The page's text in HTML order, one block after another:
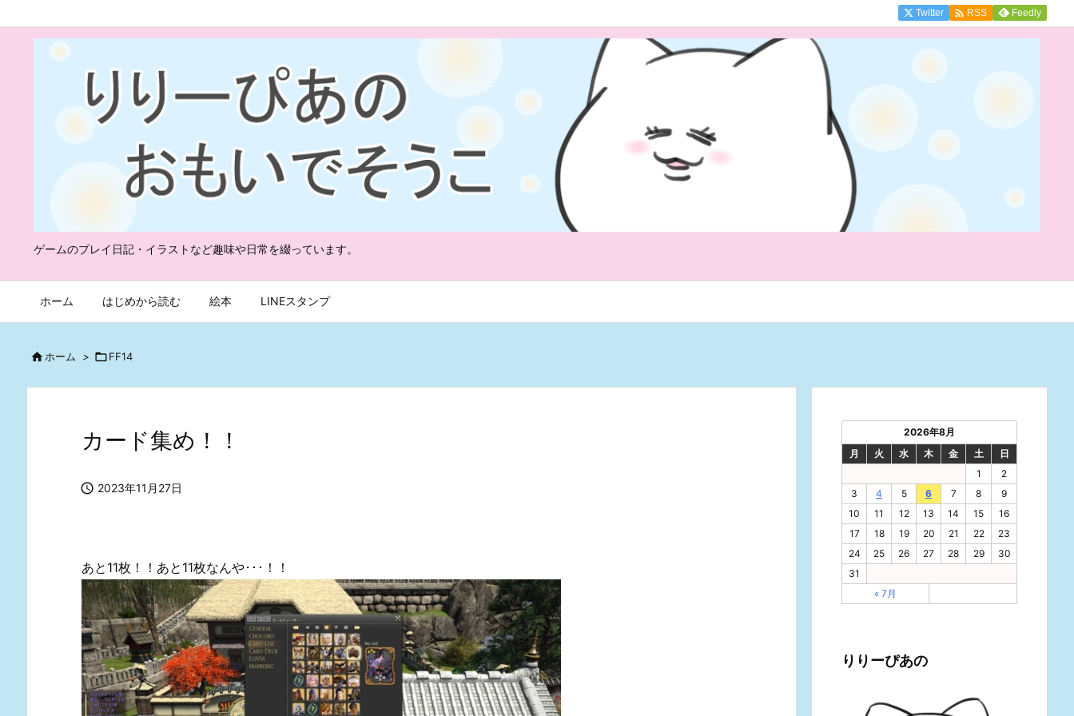
ゲームのプレイ日記・イラストなど趣味や日常を綴っています。
ホーム はじめから読む 絵本 LINEスタンプ
Twitter  RSS Feedly
ホーム > FF14
カード集め！！
 2023年11月27日
あと11枚！！あと11枚なんや･･･！！
2026年8月
月
火 水 木 金 土
日
1
2
3
4 5 6 7 8
9
10
11 12 13 14 15
16
17
18 19 20 21 22
23
24
25 26 27 28 29
30
31
« 7月
りりーぴあの